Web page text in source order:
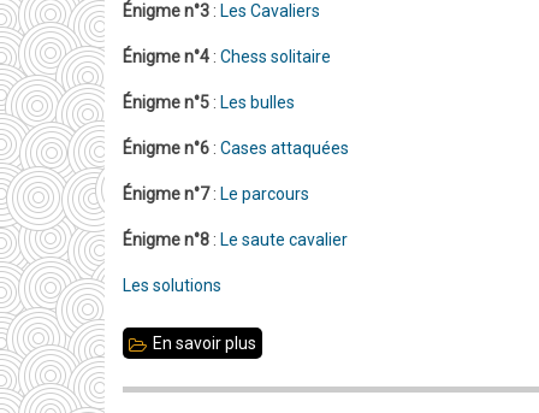
la
main
open
de
Énigme n°3 : Les Cavaliers
Énigme n°4 : Chess solitaire
Énigme n°5 : Les bulles
Énigme n°6 : Cases attaquées
Énigme n°7: Le parcours
Énigme n°8 : Le saute cavalier
Les solutions
En savoir plus